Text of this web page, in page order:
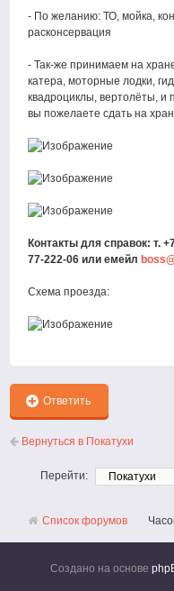
- По желанию: ТО, мойка,
расконсервация
- Так-же принимаем на
катера, моторные лодки,
квадроциклы, вертолёты, и
вы пожелаете сдать на
Контакты для справок: т.
77-222-06 или емейл
Схема проезда:
Ответить
Вернуться в Покатухи
Перейти:
Список форумов
Создано на основе